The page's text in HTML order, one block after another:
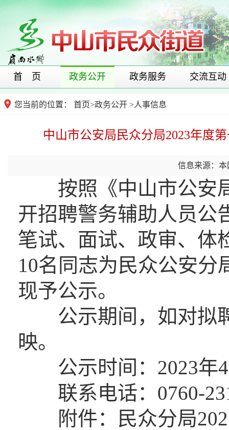
首 页 政务公开 政务服务 交流互动
您当前的位置： 首页>政务公开 >人事信息
中山市公安局民众分局2023年度
信息来源：本
按照《中山市公安局
开招聘警务辅助人员公
笔试、面试、政审、体
10名同志为民众公安分
现予公示。
公示期间，如对拟聘
映。
公示时间：2023年4
联系电话：0760-
附件：民众分局